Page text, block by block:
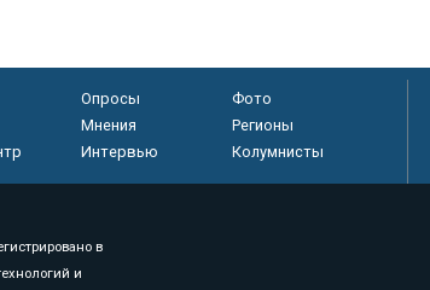
Опросы
Фото
Мнения
Регионы
Интервью Колумнисты
в
и